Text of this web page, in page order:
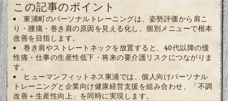
この記事のポイント
東浦町のパーソナルトレーニングは、姿勢評価から肩こ
り・腰痛・巻き肩の原因を見える化し、個別メニューで根本
改善を目指します。
巻き肩やストレートネックを放置すると、40代以降の慢
性痛・仕事の生産性低下・将来の要介護リスクにつながりま
す。
ヒューマンフィットネス東浦では、個人向けパーソナル
トレーニングと企業向け健康経営支援を組み合わせ、「不調
改善＋生産性向上」を同時に実現します。